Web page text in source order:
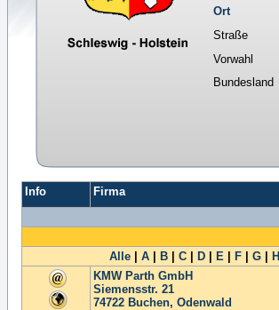
Ort
Straße
Vorwahl
Bundesland
Info
Firma
Alle
A B C D E F G H
KMW Parth GmbH
Siemensstr. 21
74722 Buchen, Odenwald